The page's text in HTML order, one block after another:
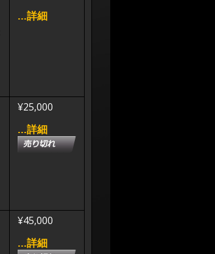
...詳細
¥25,000
...詳細
¥45,000
...詳細